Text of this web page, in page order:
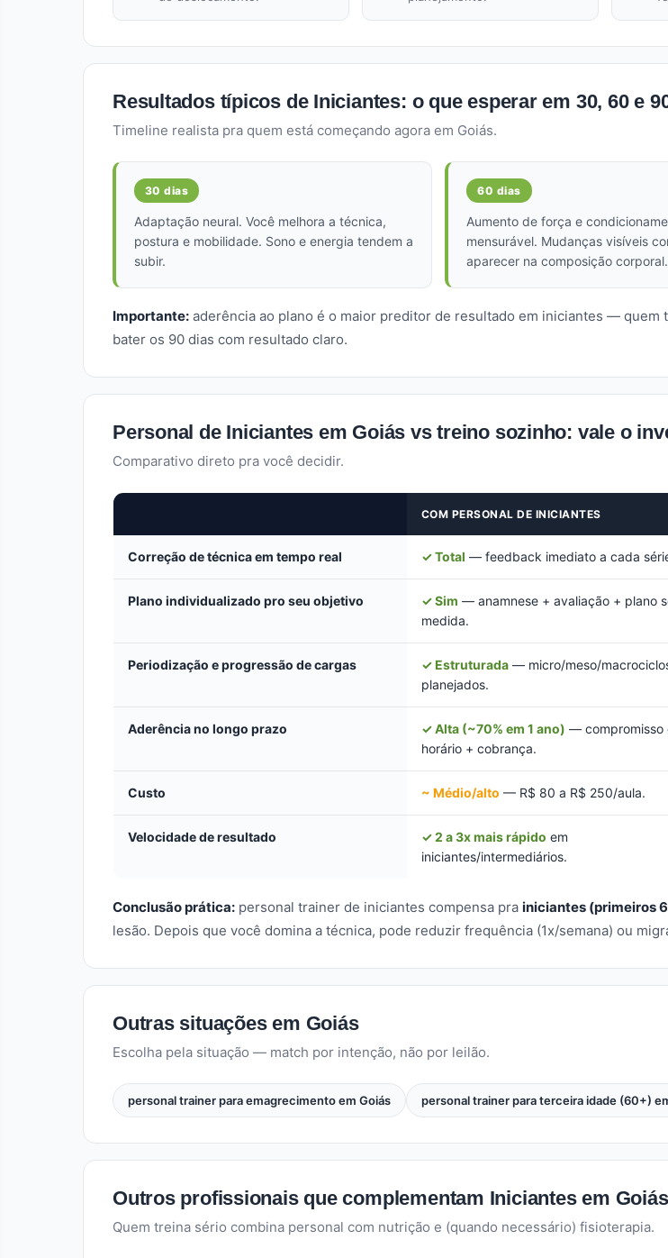
Resultados típicos de Iniciantes: o que esperar em 30, 60 e
Timeline realista pra quem está começando agora em Goiás.
30 dias
Adaptação neural. Você melhora a técnica,
postura e mobilidade. Sono e energia tendem a
subir.
60 dias
Aumento de força e
mensurável. Mudanças visíveis
aparecer na composição corporal.
Importante: aderência ao plano é o maior preditor de resultado em iniciantes — quem
bater os 90 dias com resultado claro.
Personal de Iniciantes em Goiás vs treino sozinho: vale o
Comparativo direto pra você decidir.
COM PERSONAL DE INICIANTES
Correção de técnica em tempo real ✓ Total — feedback imediato a cada
Plano individualizado pro seu objetivo ✓ Sim — anamnese + avaliação + plano
medida.
Periodização e progressão de cargas ✓ Estruturada — micro/meso/
planejados.
Aderência no longo prazo ✓ Alta (~70% em 1 ano) — compromisso
horário + cobrança.
Custo ~ Médio/alto — R$ 80 a R$ 250/aula.
Velocidade de resultado ✓ 2 a 3x mais rápido em
iniciantes/intermediários.
Conclusão prática: personal trainer de iniciantes compensa pra iniciantes (primeiros 6
lesão. Depois que você domina a técnica, pode reduzir frequência (1x/semana) ou
Outras situações em Goiás
Escolha pela situação — match por intenção, não por leilão.
personal trainer para emagrecimento em Goiás personal trainer para terceira idade (60+)
Outros profissionais que complementam Iniciantes em Goiás
Quem treina sério combina personal com nutrição e (quando necessário) fisioterapia.